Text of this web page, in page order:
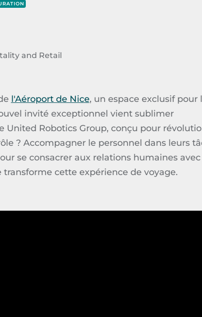
and Retail
l'Aéroport de Nice, un espace exclusif pour
invité exceptionnel vient sublimer
United RoboticsGroup, conçu pour
? Accompagner le personnel dansleurs
se consacrer aux relations humaines avec
cette expérience de voyage.